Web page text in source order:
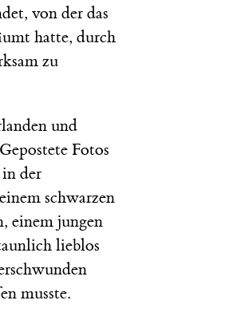
von der das
hatte, durch
zu
und
Fotos
in der
schwarzen
einem jungen
lieblos
musste.